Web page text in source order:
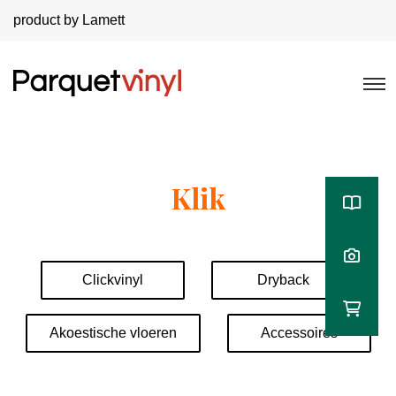
product by Lamett
Klik
Clickvinyl Dryback
Akoestische vloeren Accessoires